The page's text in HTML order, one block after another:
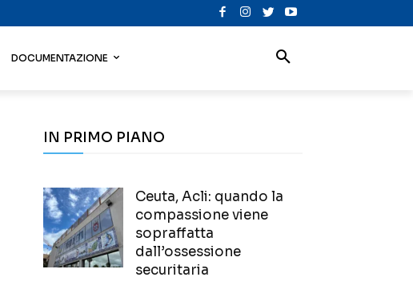
DOCUMENTAZIONE
IN PRIMO PIANO
Ceuta, Acli: quando la
compassione viene
sopraffatta
dall’ossessione
securitaria